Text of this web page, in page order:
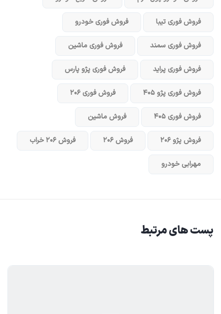
فروش فوری تیبا فروش فوری خودرو
فروش فوری سمند فروش فوری ماشین
فروش فوری پراید فروش فوری پژو پارس
فروش فوری پژو ۴۰۵ فروش فوری ۲۰۶
فروش فوری ۴۰۵ فروش ماشین
فروش پژو ۲۰۶ فروش ۲۰۶ فروش ۲۰۶ خراب
مهرابی خودرو
پست های مرتبط